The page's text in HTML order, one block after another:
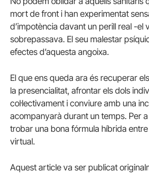
mort de front i han experimentat
d’impotència davant un perill real -el
sobrepassava. El seu malestar
efectes d’aquesta angoixa.
El que ens queda ara és recuperar
la presencialitat, afrontar els dols
col·lectivament i conviure amb una
acompanyarà durant un temps. Per
trobar una bona fórmula híbrida
virtual.
Aquest article va ser publicat